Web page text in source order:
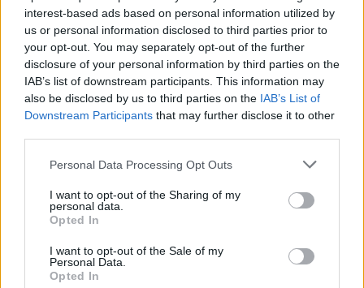
interest-based ads based on personal information utilized by
us or personal information disclosed to third parties prior to
your opt-out. You may separately opt-out of the further
disclosure of your personal information by third parties on the
IAB’s list of downstream participants. This information may
also be disclosed by us to third parties on the IAB’s List of
Downstream Participants that may further disclose it to other
Personal Data Processing Opt Outs
I want to opt-out of the Sharing of my
personal data.
Opted In
I want to opt-out of the Sale of my
Personal Data.
Opted In
Sommerpraten
– Finner roen på hytta
Abonnement